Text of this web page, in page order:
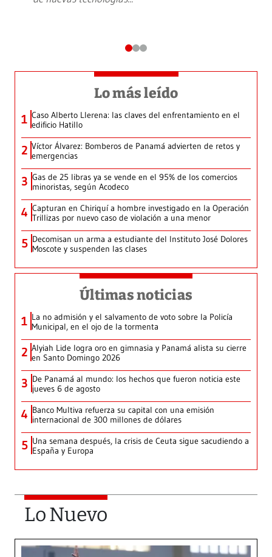
Lo más leído
1 Caso Alberto Llerena: las claves del enfrentamiento en el
edificio Hatillo
2 Víctor Álvarez: Bomberos de Panamá advierten de retos y
emergencias
3 Gas de 25 libras ya se vende en el 95% de los comercios
minoristas, según Acodeco
4 Capturan en Chiriquí a hombre investigado en la Operación
Trillizas por nuevo caso de violación a una menor
5 Decomisan un arma a estudiante del Instituto José Dolores
Moscote y suspenden las clases
Últimas noticias
1 La no admisión y el salvamento de voto sobre la Policía
Municipal, en el ojo de la tormenta
2 Alyiah Lide logra oro en gimnasia y Panamá alista su cierre
en Santo Domingo 2026
3 De Panamá al mundo: los hechos que fueron noticia este
jueves 6 de agosto
4 Banco Multiva refuerza su capital con una emisión
internacional de 300 millones de dólares
5 Una semana después, la crisis de Ceuta sigue sacudiendo a
España y Europa
Lo Nuevo